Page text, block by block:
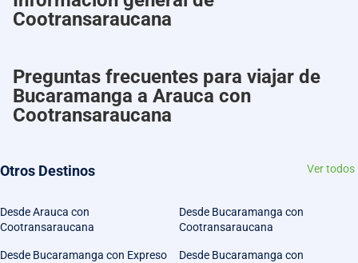
Cootransaraucana
Preguntas frecuentes para viajar de
Bucaramanga a Arauca con
Cootransaraucana
Otros Destinos Ver todos
Desde Arauca con
Cootransaraucana
Desde Bucaramanga con
Cootransaraucana
Desde Bucaramanga con Expreso
Desde Bucaramanga con